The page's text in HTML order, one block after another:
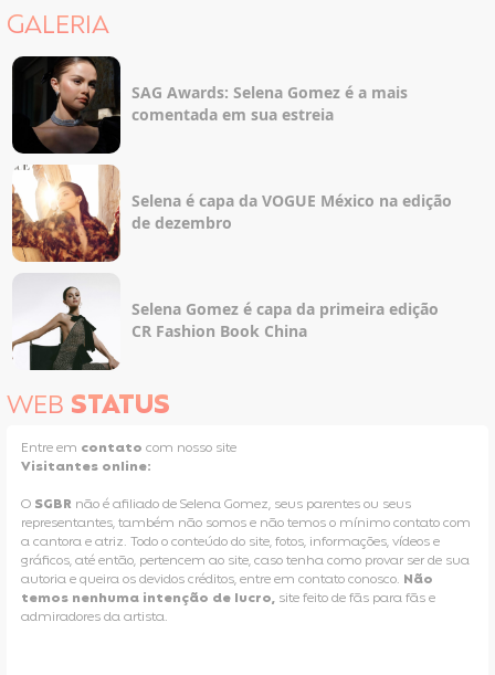
GALERIA
SAG Awards: Selena Gomez é a mais
comentada em sua estreia
Selena é capa da VOGUE México na edição
de dezembro
Selena Gomez é capa da primeira edição
CR Fashion Book China
WEB STATUS
Entre em contato com nosso site
Visitantes online:
O SGBR não é afiliado de Selena Gomez, seus parentes ou seus
representantes, também não somos e não temos o mínimo contato com
a cantora e atriz. Todo o conteúdo do site, fotos, informações, vídeos e
gráficos, até então, pertencem ao site, caso tenha como provar ser de sua
autoria e queira os devidos créditos, entre em contato conosco. Não
temos nenhuma intenção de lucro, site feito de fãs para fãs e
admiradores da artista.